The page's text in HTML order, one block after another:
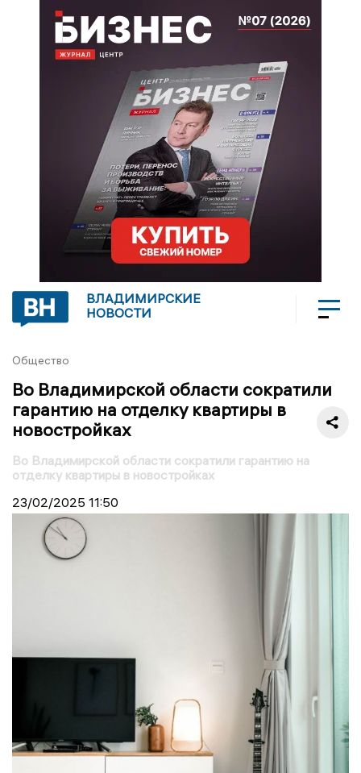
ВЛАДИМИРСКИЕ
НОВОСТИ
Общество
Во Владимирской области сократили
гарантию на отделку квартиры в
новостройках
Во Владимирской области сократили гарантию на
отделку квартиры в новостройках
23/02/2025 11:50